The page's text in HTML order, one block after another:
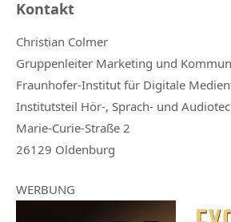
Kontakt
Christian Colmer
Gruppenleiter Marketing und
Fraunhofer-Institut für Digitale
Institutsteil Hör-, Sprach- und
Marie-Curie-Straße 2
26129 Oldenburg
WERBUNG